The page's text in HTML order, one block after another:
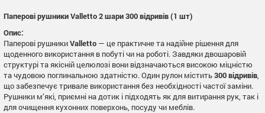
Паперові рушники Valletto 2 шари 300 відривів (1 шт)
Опис:
Паперові рушникиValletto — це практичне та надійне рішення для
щоденного використання в побуті чи на роботі. Завдяки двошаровій
структурі та якісній целюлозі вони відзначаються високою міцністю
та чудовою поглинальною здатністю. Один рулон містить300 відривів,
що забезпечує тривале використання без необхідності частої заміни.
Рушники м’які, приємні на дотик і підходять як для витирання рук, так і
для очищення кухонних поверхонь, посуду чи меблів.